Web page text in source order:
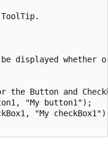
displayed whether
the Button and
"My button1");
"My